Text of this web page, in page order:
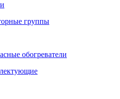
группы
обогреватели